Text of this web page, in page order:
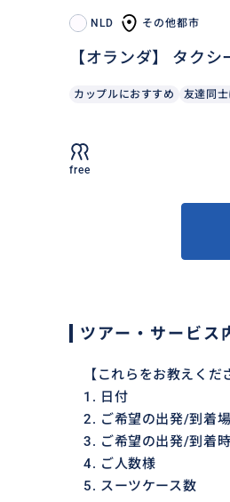
NLD その他都市
【オランダ】 タク
カップルにおすすめ 友達同
free
ツアー・サービス
【これらをお教えくだ
1. 日付
2. ご希望の出発/到着
3. ご希望の出発/到着
4. ご人数様
5. スーツケース数